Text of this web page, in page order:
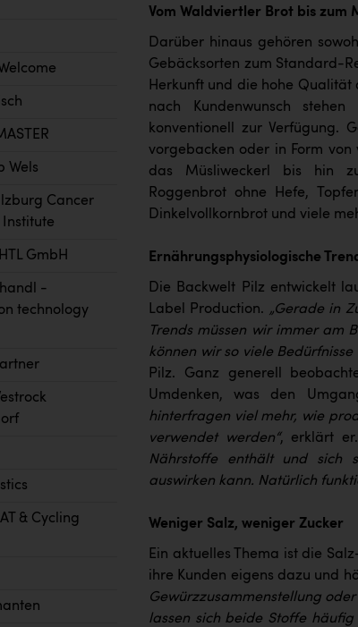
Wels
Cancer
Institute
GmbH
-
technology
& Cycling
Vom Waldviertler Brot bis zum
Darüber hinaus gehören
Gebäcksorten zum Standard-
Herkunft und die hohe Qualität
nach Kundenwunsch
konventionell zur Verfügung.
vorgebacken oder in Form von
das Müsliweckerl bis hin
Roggenbrot ohne Hefe,
Dinkelvollkornbrot und viele
Ernährungsphysiologische
Die Backwelt Pilz entwickelt
Label Production. „Gerade in
Trends müssen wir immer am
können wir so viele
Pilz. Ganz generell
Umdenken, was den
hinterfragen viel mehr, wie
verwendet werden“, erklärt er.
Nährstoffe enthält und sich
auswirken kann. Natürlich
Weniger Salz, weniger Zucker
Ein aktuelles Thema ist die
ihre Kunden eigens dazu und
Gewürzzusammenstellung
lassen sich beide Stoffe